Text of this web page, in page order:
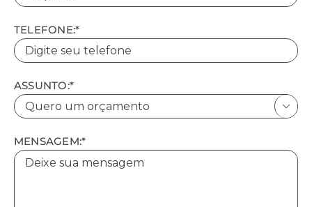
TELEFONE:*
ASSUNTO:*

MENSAGEM:*